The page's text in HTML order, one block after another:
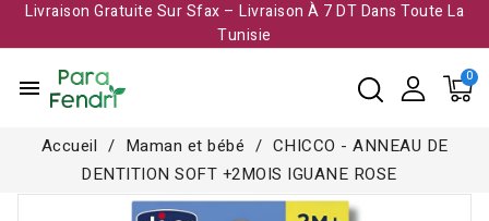
Livraison Gratuite Sur Sfax – Livraison À 7 DT Dans Toute La
Tunisie​
menu
Accueil Maman et bébé
CHICCO - ANNEAU DE
DENTITION SOFT +2MOIS IGUANE ROSE
Rupture de stock